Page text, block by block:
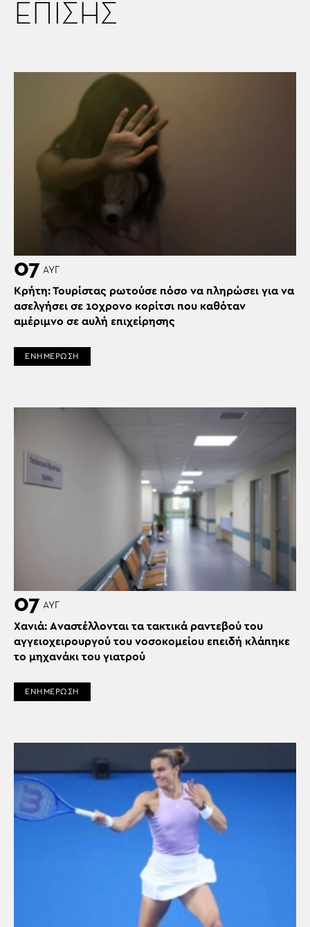
ΕΠΙΣΗΣ
07 ΑΥΓ
Κρήτη: Τουρίστας ρωτούσε πόσο να πληρώσει για να
ασελγήσει σε 10χρονο κορίτσι που καθόταν
αμέριμνο σε αυλή επιχείρησης
ΕΝΗΜΕΡΩΣΗ
07 ΑΥΓ
Χανιά: Aναστέλλονται τα τακτικά ραντεβού του
αγγειοχειρουργού του νοσοκομείου επειδή κλάπηκε
το μηχανάκι του γιατρού
ΕΝΗΜΕΡΩΣΗ